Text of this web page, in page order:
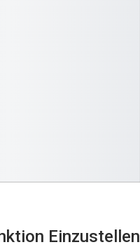
Einzustellen